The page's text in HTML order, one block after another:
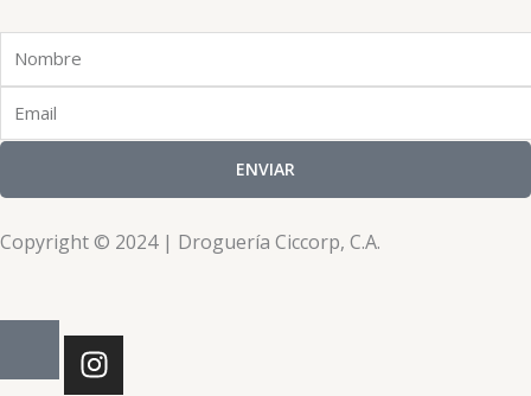
ENVIAR
Copyright © 2024 | Droguería Ciccorp, C.A.
I
n